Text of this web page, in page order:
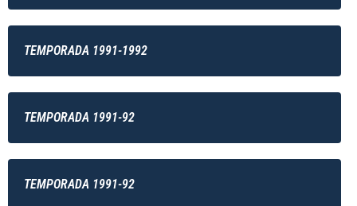
TEMPORADA 1991-1992
TEMPORADA 1991-92
TEMPORADA 1991-92